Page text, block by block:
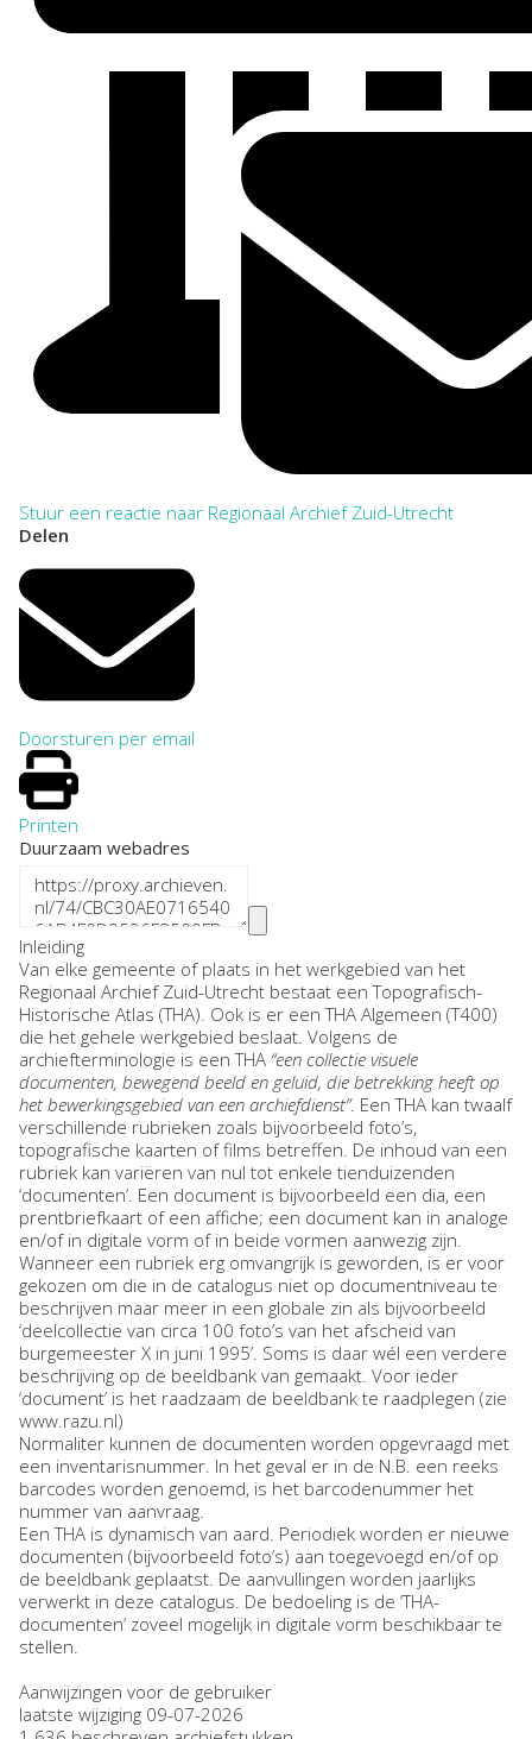
Stuur een reactie naar Regionaal Archief Zuid-Utrecht
Delen
Doorsturen per email
Printen
Duurzaam webadres
Inleiding
Van elke gemeente of plaats in het werkgebied van het
Regionaal Archief Zuid-Utrecht bestaat een Topografisch-
Historische Atlas (THA). Ook is er een THA Algemeen (T400)
die het gehele werkgebied beslaat. Volgens de
archiefterminologie is een THA “een collectie visuele
documenten, bewegend beeld en geluid, die betrekking heeft op
het bewerkingsgebied van een archiefdienst”. Een THA kan twaalf
verschillende rubrieken zoals bijvoorbeeld foto’s,
topografische kaarten of films betreffen. De inhoud van een
rubriek kan variëren van nul tot enkele tienduizenden
‘documenten’. Een document is bijvoorbeeld een dia, een
prentbriefkaart of een affiche; een document kan in analoge
en/of in digitale vorm of in beide vormen aanwezig zijn.
Wanneer een rubriek erg omvangrijk is geworden, is er voor
gekozen om die in de catalogus niet op documentniveau te
beschrijven maar meer in een globale zin als bijvoorbeeld
‘deelcollectie van circa 100 foto’s van het afscheid van
burgemeester X in juni 1995’. Soms is daar wél een verdere
beschrijving op de beeldbank van gemaakt. Voor ieder
‘document’ is het raadzaam de beeldbank te raadplegen (zie
www.razu.nl)
Normaliter kunnen de documenten worden opgevraagd met
een inventarisnummer. In het geval er in de N.B. een reeks
barcodes worden genoemd, is het barcodenummer het
nummer van aanvraag.
Een THA is dynamisch van aard. Periodiek worden er nieuwe
documenten (bijvoorbeeld foto’s) aan toegevoegd en/of op
de beeldbank geplaatst. De aanvullingen worden jaarlijks
verwerkt in deze catalogus. De bedoeling is de ‘THA-
documenten’ zoveel mogelijk in digitale vorm beschikbaar te
stellen.
Aanwijzingen voor de gebruiker
laatste wijziging 09-07-2026